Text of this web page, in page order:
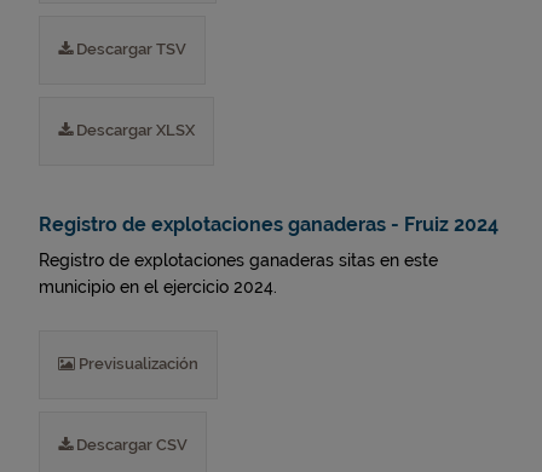
Descargar TSV
Descargar XLSX
Registro de explotaciones ganaderas - Fruiz 2024
Registro de explotaciones ganaderas sitas en este
municipio en el ejercicio 2024.
Previsualización
Descargar CSV